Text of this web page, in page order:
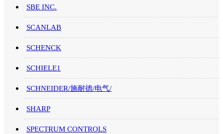
SBE INC.
SCANLAB
SCHENCK
SCHIELE1
SCHNEIDER/施耐德/电气/
SHARP
SPECTRUM CONTROLS